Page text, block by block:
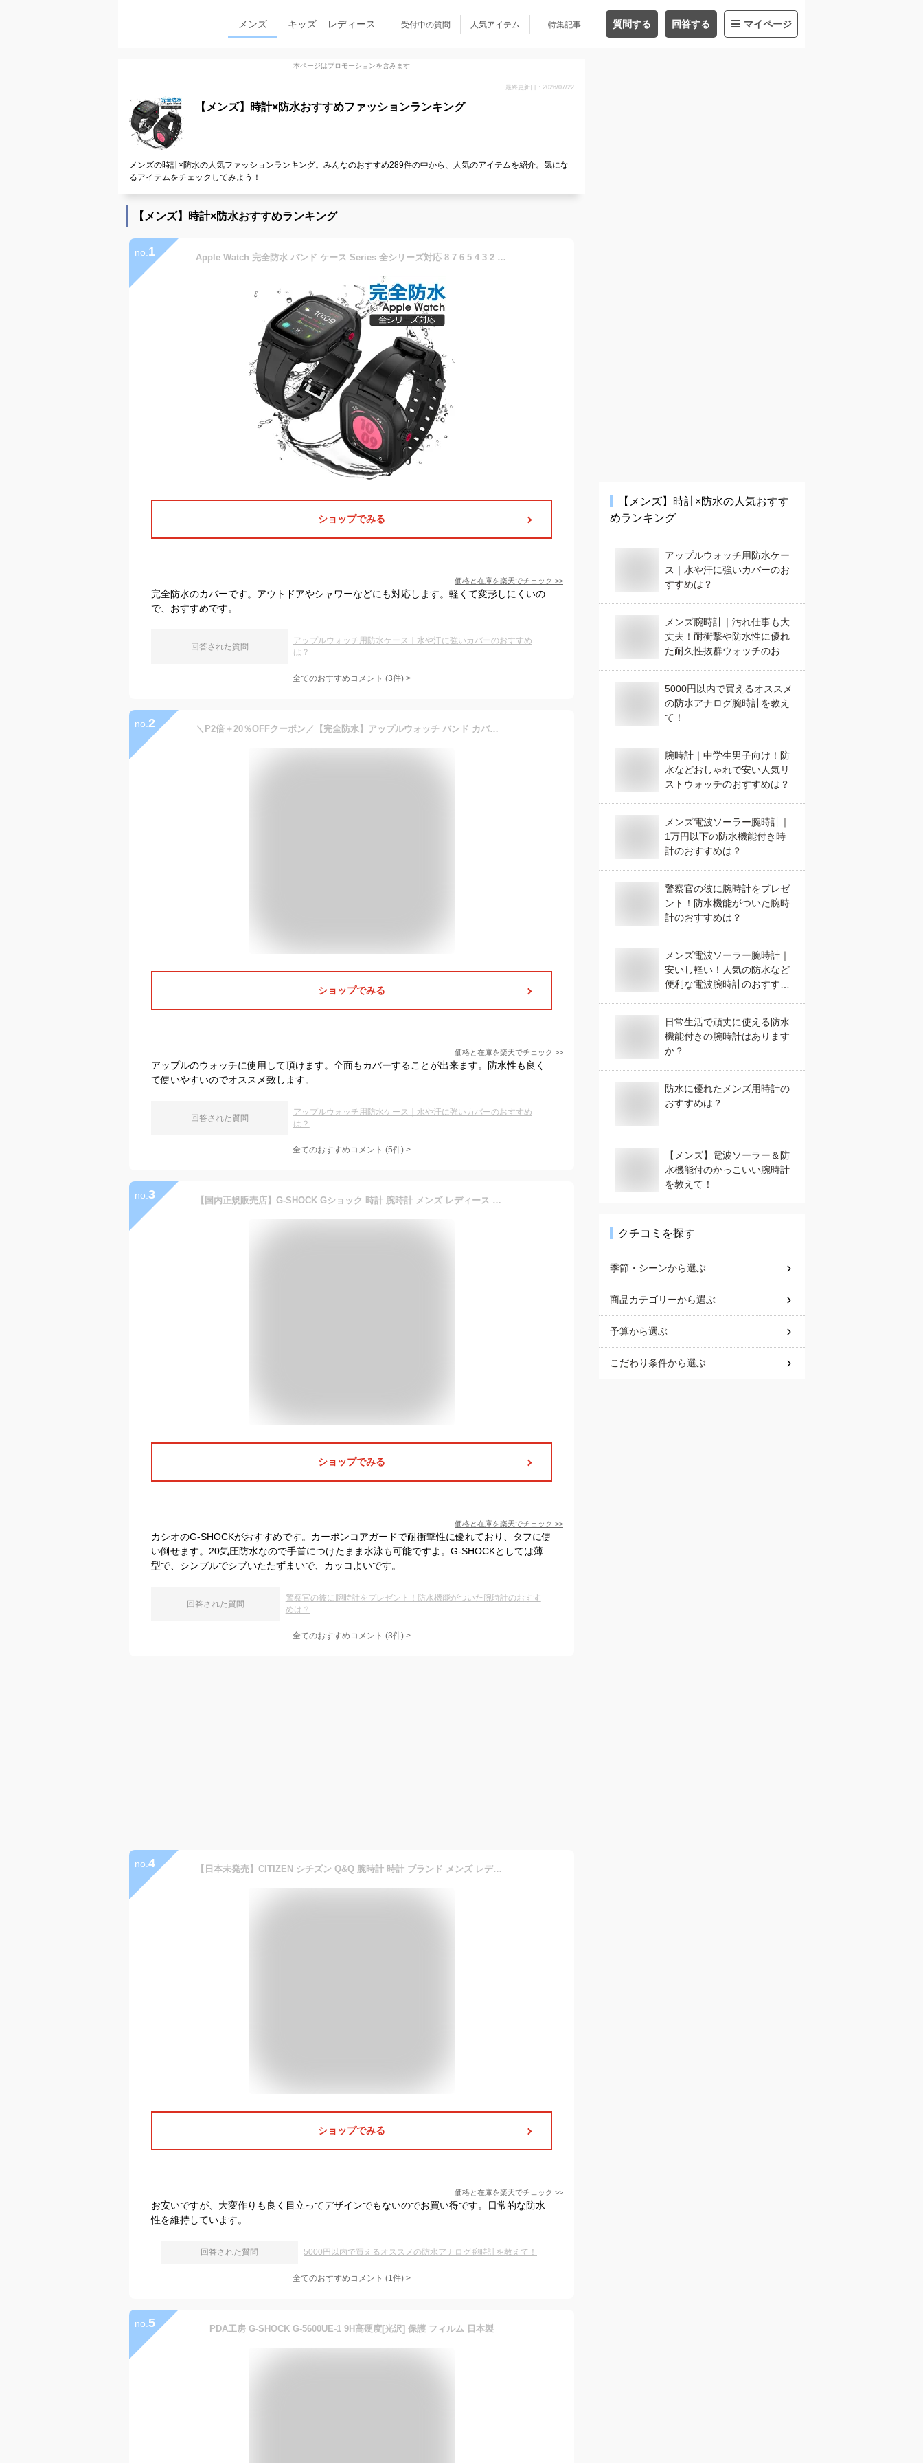
メンズ キッズ レディース 受付中の質問 人気アイテム 特集記事 質問する 回答する マイページ
本ページはプロモーションを含みます
最終更新日：2026/07/22
【メンズ】時計×防水おすすめファッションランキング
メンズの時計×防水の人気ファッションランキング。みんなのおすすめ289件の中から、人気のアイテムを紹介。気にな
るアイテムをチェックしてみよう！
【メンズ】時計×防水おすすめランキング
no. 1 Apple Watch 完全防水 バンド ケース Series 全シリーズ対応 8 7 6 5 4 3 2 AppleWatch7 AppleWatch6 AppleWatch5 38mm 41mm 42mm 40mm 44mm 45mm アップルウォッチ 防水カバー ベルト 防塵 全面保護 フェス プール 海 スキー スノボー 釣り アウトドア 耐衝撃
ショップでみる
価格と在庫を楽天でチェック >>
完全防水のカバーです。アウトドアやシャワーなどにも対応します。軽くて変形しにくいの
で、おすすめです。
回答された質問
アップルウォッチ用防水ケース｜水や汗に強いカバーのおすすめ
は？
全てのおすすめコメント (3件) >
no. 2 ＼P2倍＋20％OFFクーポン／【完全防水】アップルウォッチ バンド カバー ベルト Apple Watch 防水 ケース 保護ケース 38mm 40mm 42mm 44mm 45mm アップルウォッチバンド アップルウォッチカバー AppleWatchバンド シリーズ 9 8 7 6 SE 防雪 防塵 耐衝撃 全面保護 おしゃれ
ショップでみる
価格と在庫を楽天でチェック >>
アップルのウォッチに使用して頂けます。全面もカバーすることが出来ます。防水性も良く
て使いやすいのでオススメ致します。
回答された質問
アップルウォッチ用防水ケース｜水や汗に強いカバーのおすすめ
は？
全てのおすすめコメント (5件) >
no. 3 【国内正規販売店】G-SHOCK Gショック 時計 腕時計 メンズ レディース カシオ 防水 GA-2100 SERIES アナログ デジタル アナデジ 薄型 カーボンコアガード 耐衝撃構造 20気圧防水 カジュアル ビジネス スポーツ GA-2100-1A1JF 夏休み ギフト プレゼント
ショップでみる
価格と在庫を楽天でチェック >>
カシオのG-SHOCKがおすすめです。カーボンコアガードで耐衝撃性に優れており、タフに使
い倒せます。20気圧防水なので手首につけたまま水泳も可能ですよ。G-SHOCKとしては薄
型で、シンプルでシブいたたずまいで、カッコよいです。
回答された質問
警察官の彼に腕時計をプレゼント！防水機能がついた腕時計のおすす
めは？
全てのおすすめコメント (3件) >
no. 4 【日本未発売】CITIZEN シチズン Q&Q 腕時計 時計 ブランド メンズ レディース キッズ 子供 男の子 女の子 逆輸入 チープシチズン チプシチ アナログ 防水 ホワイト 白 ブラック 黒 ブルー 水色 ピンク ネイビー レッド 赤 くすみカラー 海外モデル ギフト プレゼント
ショップでみる
価格と在庫を楽天でチェック >>
お安いですが、大変作りも良く目立ってデザインでもないのでお買い得です。日常的な防水
性を維持しています。
回答された質問 5000円以内で買えるオススメの防水アナログ腕時計を教えて！
全てのおすすめコメント (1件) >
no. 5 PDA工房 G-SHOCK G-5600UE-1 9H高硬度[光沢] 保護 フィルム 日本製
【メンズ】 時計×防水の人気おすす
めランキング
アップルウォッチ用防水ケー
ス｜水や汗に強いカバーのお
すすめは？
メンズ腕時計｜汚れ仕事も大
丈夫！耐衝撃や防水性に優れ
た耐久性抜群ウォッチのおす
5000円以内で買えるオススメ
の防水アナログ腕時計を教え
て！
腕時計｜中学生男子向け！防
水などおしゃれで安い人気リ
ストウォッチのおすすめは？
メンズ電波ソーラー腕時計｜
1万円以下の防水機能付き時
計のおすすめは？
警察官の彼に腕時計をプレゼ
ント！防水機能がついた腕時
計のおすすめは？
メンズ電波ソーラー腕時計｜
安いし軽い！人気の防水など
便利な電波腕時計のおすすめ
日常生活で頑丈に使える防水
機能付きの腕時計はあります
か？
防水に優れたメンズ用時計の
おすすめは？
【メンズ】電波ソーラー＆防
水機能付のかっこいい腕時計
を教えて！
クチコミを探す
季節・シーンから選ぶ
商品カテゴリーから選ぶ
予算から選ぶ
こだわり条件から選ぶ